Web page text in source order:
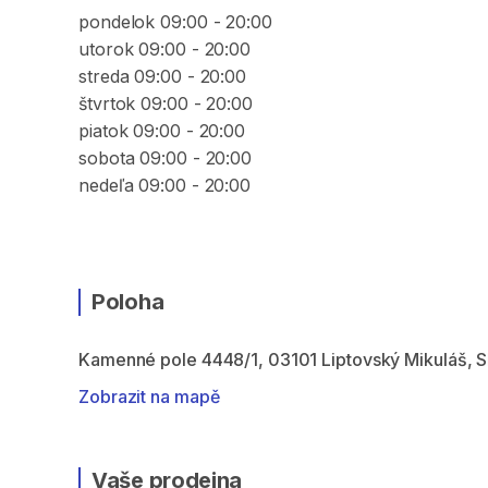
pondelok 09:00 - 20:00
utorok 09:00 - 20:00
streda 09:00 - 20:00
štvrtok 09:00 - 20:00
piatok 09:00 - 20:00
sobota 09:00 - 20:00
nedeľa 09:00 - 20:00
Poloha
Kamenné pole 4448/1, 03101 Liptovský Mikuláš,
Zobrazit na mapě
Vaše prodejna